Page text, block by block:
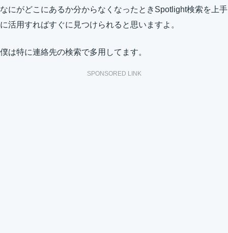
なにがどこにあるか分からなくなったときSpotlight検索を上手
に活用すればすぐに見つけられると思いますよ。
僕は特に連絡先の検索で多用してます。
SPONSORED LINK